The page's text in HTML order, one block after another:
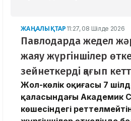
ЖАҢАЛЫҚТАР 11:27, 08 Шілде 2026
Павлодарда жедел
жаяу жүргіншілер
зейнеткерді қағып
Жол-көлік оқиғасы 7
қаласындағы Академик
көшесіндегі